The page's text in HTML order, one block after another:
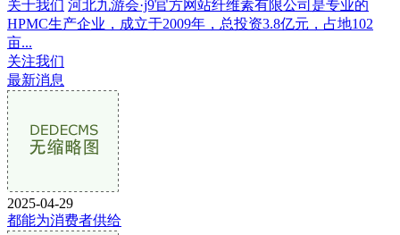
关于我们 河北九游会·j9官方网站纤维素有限公司是专业的
HPMC生产企业，成立于2009年，总投资3.8亿元，占地102
亩...
关注我们
最新消息
2025-04-29
都能为消费者供给